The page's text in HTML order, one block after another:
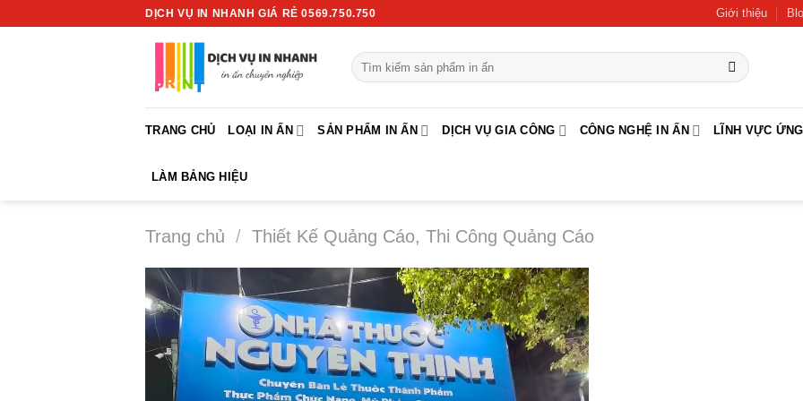
DỊCH VỤ IN NHANH GIÁ RẺ 0569.750.750 Giới thiệu
Tìm
kiếm:
TRANG CHỦ LOẠI IN ẤN SẢN PHẨM IN ẤN DỊCH VỤ GIA CÔNG CÔNG NGHỆ IN ẤN LĨNH VỰC
LÀM BẢNG HIỆU
Trang chủ / Thiết Kế Quảng Cáo, Thi Công Quảng Cáo